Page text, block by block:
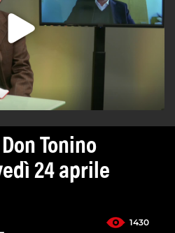
Tonino
24 aprile
1430